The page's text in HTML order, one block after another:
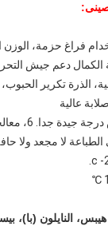
النايلون (با)،